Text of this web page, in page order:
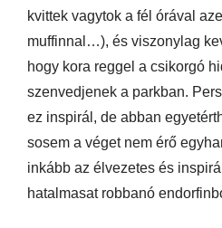
kvittek vagytok a fél órával
muffinnal…), és viszonylag
hogy kora reggel a csikorgó
szenvedjenek a parkban.
ez inspirál, de abban
sosem a véget nem érő
inkább az élvezetes és
hatalmasat robbanó